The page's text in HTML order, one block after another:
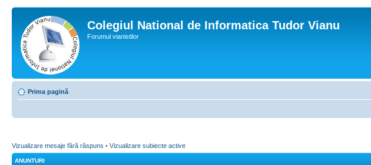
Colegiul National de Informatica Tudor Vianu
Forumul vianistilor
Prima pagină
Vizualizare mesaje fără răspuns • Vizualizare subiecte active
ANUNTURI